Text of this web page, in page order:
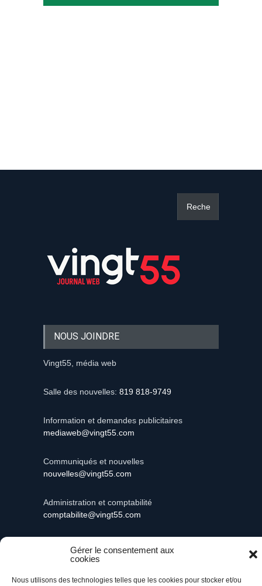
Gérer le consentement aux
cookies
Nous utilisons des technologies telles que les cookies pour stocker et/ou
NOUS JOINDRE
Vingt55, média web
Salle des nouvelles: 819 818-9749
Information et demandes publicitaires
mediaweb@vingt55.com
Communiqués et nouvelles
nouvelles@vingt55.com
Administration et comptabilité
comptabilite@vingt55.com
réservés.